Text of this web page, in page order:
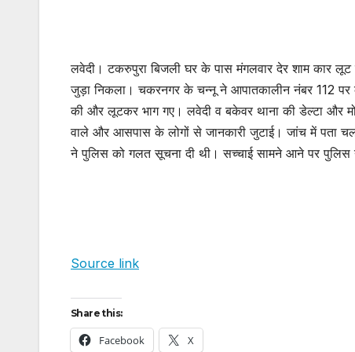
लवेदी। टकरुपुरा बिजली घर के पास मंगलवार देर शाम कार
जुड़ा निकला। चकरनगर के चन्नू ने आपातकालीन नंबर 112
की और लूटकर भाग गए। लवेदी व बकेवर थाना की डेल्टा और
वाले और आसपास के लोगों से जानकारी जुटाई। जांच में पता चला
ने पुलिस को गलत सूचना दी थी। सच्चाई सामने आने पर पुलिस
Source link
Share this:
Facebook X